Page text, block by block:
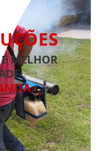
E MELHOR